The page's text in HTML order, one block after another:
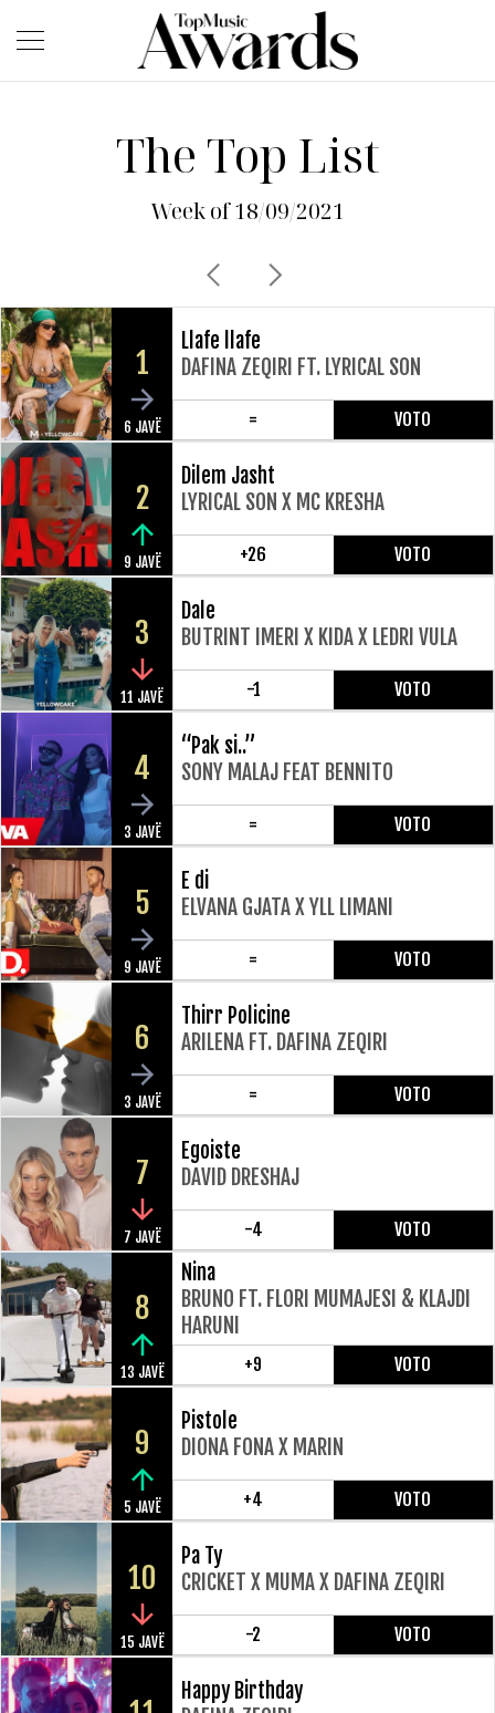
The Top List
Week of 18/09/2021
1
6 JAVË
Llafe llafe
DAFINA ZEQIRI FT. LYRICAL SON
= VOTO
2
9 JAVË
Dilem Jasht
LYRICAL SON X MC KRESHA
+26 VOTO
3
11 JAVË
Dale
BUTRINT IMERI X KIDA X LEDRI VULA
-1 VOTO
4
3 JAVË
“Pak si..”
SONY MALAJ FEAT BENNITO
= VOTO
5
9 JAVË
E di
ELVANA GJATA X YLL LIMANI
= VOTO
6
3 JAVË
Thirr Policine
ARILENA FT. DAFINA ZEQIRI
= VOTO
7
7 JAVË
Egoiste
DAVID DRESHAJ
-4 VOTO
8
13 JAVË
Nina
BRUNO FT. FLORI MUMAJESI & KLAJDI
HARUNI
+9 VOTO
9
5 JAVË
Pistole
DIONA FONA X MARIN
+4 VOTO
10
15 JAVË
Pa Ty
CRICKET X MUMA X DAFINA ZEQIRI
-2 VOTO
Happy Birthday